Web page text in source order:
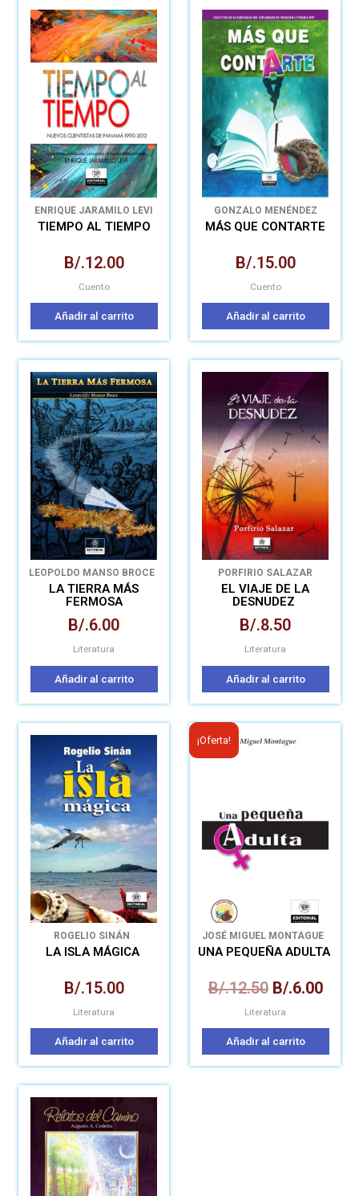
ENRIQUE JARAMILO LEVI
TIEMPO AL TIEMPO
B/.12.00
Cuento
Añadir al carrito
GONZALO MENÉNDEZ
GONZÁLEZ
MÁS QUE CONTARTE
B/.15.00
Cuento
Añadir al carrito
LEOPOLDO MANSO BROCE
LA TIERRA MÁS
FERMOSA
B/.6.00
Literatura
Añadir al carrito
PORFIRIO SALAZAR
EL VIAJE DE LA
DESNUDEZ
B/.8.50
Literatura
Añadir al carrito
ROGELIO SINÁN
LA ISLA MÁGICA
B/.15.00
Literatura
Añadir al carrito
¡Oferta!
JOSÉ MIGUEL MONTAGUE
UNA PEQUEÑA ADULTA
B/.12.50
B/.12.50.
B/.6.00
Literatura
Añadir al carrito